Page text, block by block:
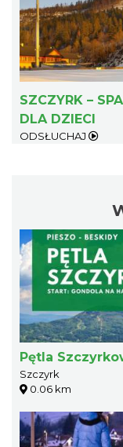
SZCZYRK –
DLA DZIECI
ODSŁUCHAJ
Pętla
Szczyrk
0.06 km